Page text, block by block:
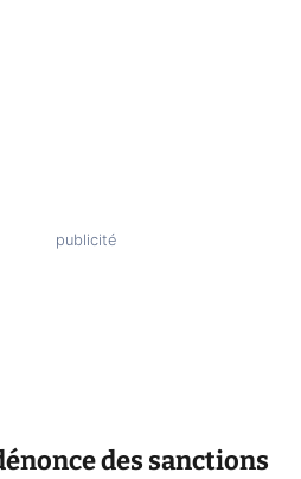
des sanctions